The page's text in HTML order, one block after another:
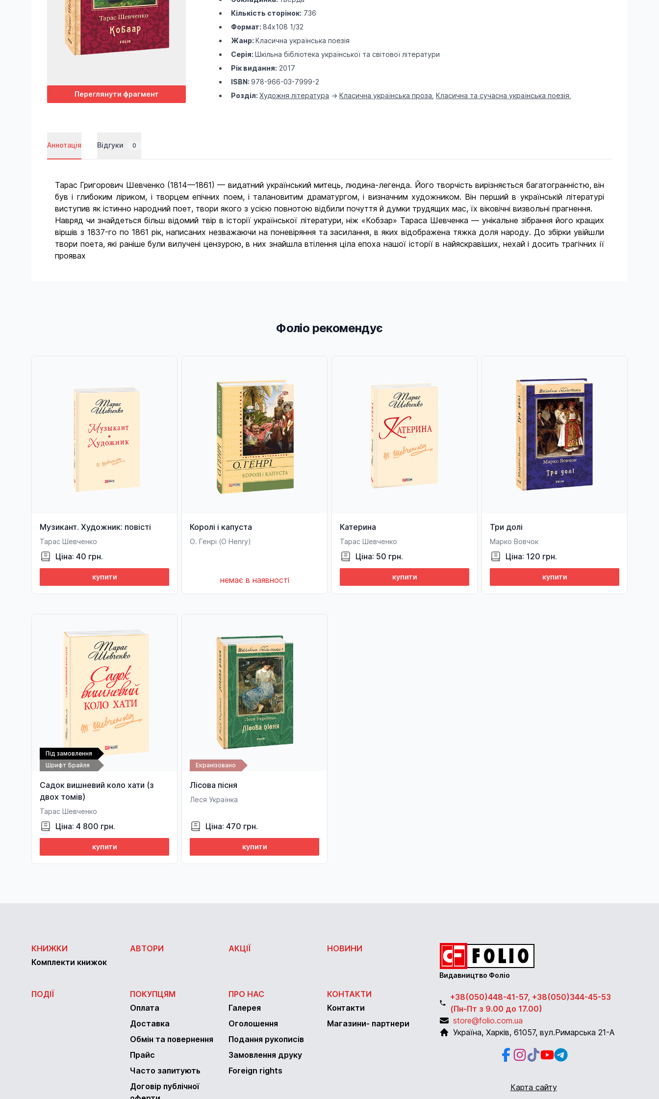
Переглянути фрагмент
Кількість сторінок: 736
Формат:84х108 1/32
Жанр:Класична українська поезія
Серія:Шкільна бібліотека української та світової літератури
Рік видання: 2017
ISBN:978-966-03-7999-2
Розділ:Художня література ->Класична українська проза ,Класична та сучасна українська поезія
Аннотація Відгуки 0
Тарас Григорович Шевченко (1814—1861) — видатний український митець, людина-легенда. Його творчість вирізняється багато­гранністю, він
був і глибоким ліриком, і творцем епічних поем, і талановитим драматургом, і визначним художником. Він перший в українській літературі
виступив як істинно народний поет, твори якого з усією повнотою відбили почуття й думки трудящих мас, їх віковічні визвольні прагнення.
Навряд чи знайдеться більш відомий твір в історії української літератури, ніж «Кобзар» Тараса Шевченка — унікальне зібрання його кращих
віршів з 1837-го по 1861 рік, написаних незважаючи на поневіряння та засилання, в яких відображена тяжка доля народу. До збірки увійшли
твори поета, які раніше були вилучені цензурою, в них знайшла втілення ціла епоха нашої історії в найяскравіших, нехай і досить трагічних ії
проявах
Фоліо рекомендує
Музикант. Художник: повісті
Тарас Шевченко
Ціна: 40 грн.
купити
Королі і капуста
О. Генрі (O Henry)
немає в наявності
Катерина
Тарас Шевченко
Ціна: 50 грн.
купити
Три долі
Марко Вовчок
Ціна: 120 грн.
купити
Шрифт Брайля
Під замовлення
Садок вишневий коло хати (з
двох томів)
Тарас Шевченко
Ціна: 4 800 грн.
купити
Екранізовано
Лісова пісня
Леся Українка
Ціна: 470 грн.
купити
КНИЖКИ
Комплекти книжок
АВТОРИ АКЦІЇ НОВИНИ
ПОДІЇ
ПОКУПЦЯМ
Оплата
Доставка
Обмін та повернення
Прайс
Часто запитують
Договір публічної
ПРО НАС
Галерея
Оголошення
Подання рукописів
Замовлення друку
Foreign rights
КОНТАКТИ
Контакти
Магазини- партнери
Видавництво Фоліо
+38(050)448-41-57, +38(050)344-45-53
(Пн-Пт з 9.00 до 17.00)
store@folio.com.ua
Україна, Харків, 61057, вул.Римарська 21-А
Facebook
Instagram
Instagram
YoutubeTelegram
Карта сайту